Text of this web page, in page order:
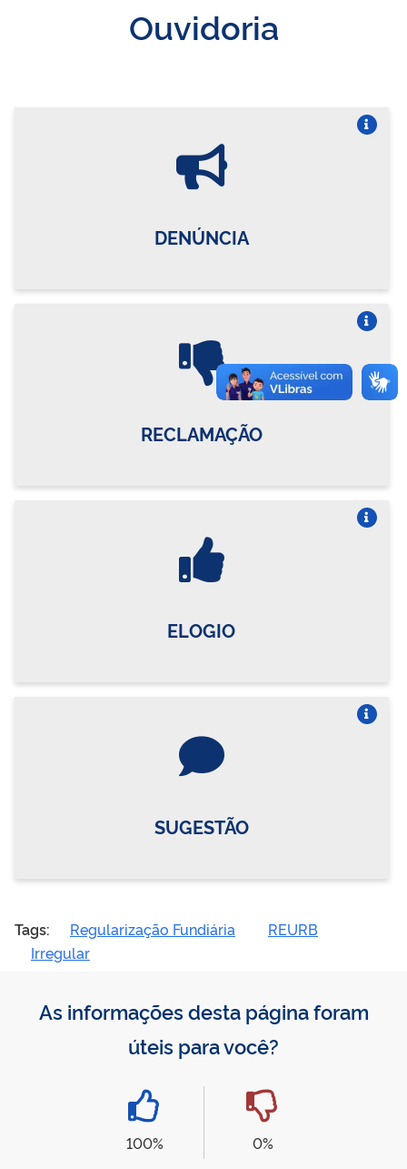
Ouvidoria
DENÚNCIA
RECLAMAÇÃO
ELOGIO
SUGESTÃO
Tags: Regularização Fundiária
REURB
Irregular
As informações desta página foram
úteis para você?
100%
0%